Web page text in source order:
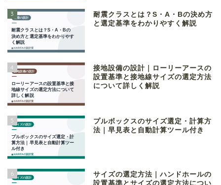
3
耐震クラスとは？S・A・Bの決め方
と選定基準をわかりやすく解説
4
接地設備の設計｜ローリーアースの
設置基準と接地線サイズの選定方法
について詳しく解説
5
プルボックスのサイズ選定・計算方
法｜早見表と自動計算ツール付き
6
サイズの選定方法｜ハンドホールの
設置基準とサイズの選定方法につい